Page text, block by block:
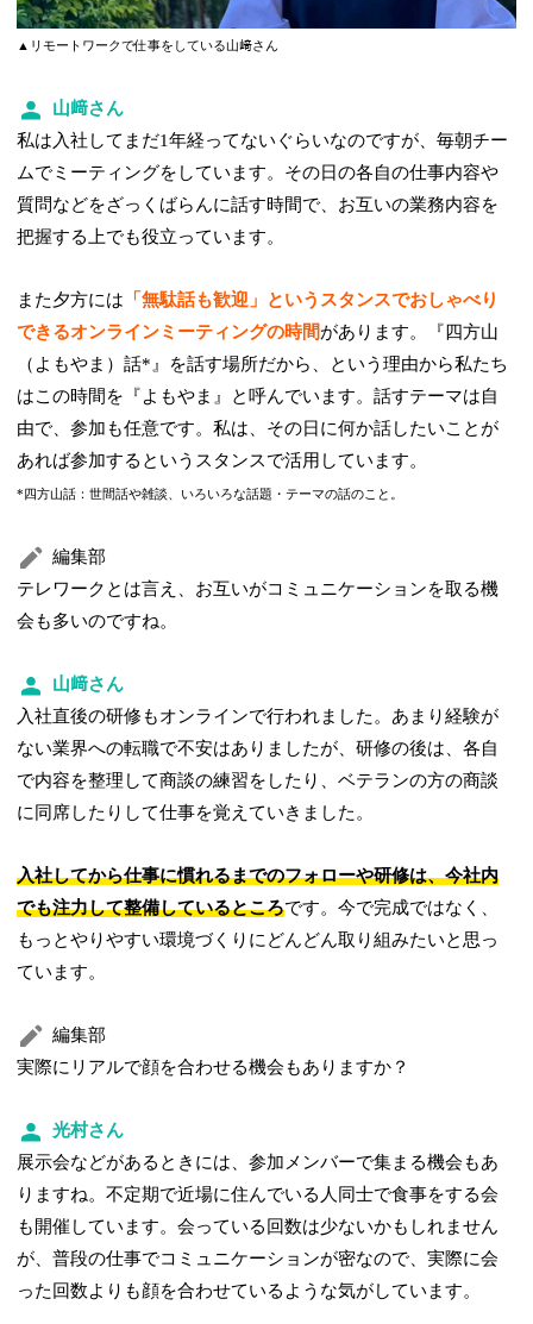
▲リモートワークで仕事をしている山﨑さん
山﨑さん
私は入社してまだ1年経ってないぐらいなのですが、毎朝チー
ムでミーティングをしています。その日の各自の仕事内容や
質問などをざっくばらんに話す時間で、お互いの業務内容を
把握する上でも役立っています。
また夕方には 「無駄話も歓迎」というスタンスでおしゃべり
できるオンラインミーティングの時間があります。『四方山
（よもやま）話*』を話す場所だから、という理由から私たち
はこの時間を『よもやま』と呼んでいます。話すテーマは自
由で、参加も任意です。私は、その日に何か話したいことが
あれば参加するというスタンスで活用しています。
*四方山話：世間話や雑談、いろいろな話題・テーマの話のこと。
編集部
テレワークとは言え、お互いがコミュニケーションを取る機
会も多いのですね。
山﨑さん
入社直後の研修もオンラインで行われました。あまり経験が
ない業界への転職で不安はありましたが、研修の後は、各自
で内容を整理して商談の練習をしたり、ベテランの方の商談
に同席したりして仕事を覚えていきました。
入社してから仕事に慣れるまでのフォローや研修は、今社内
でも注力して整備しているところです。今で完成ではなく、
もっとやりやすい環境づくりにどんどん取り組みたいと思っ
ています。
編集部
実際にリアルで顔を合わせる機会もありますか？
光村さん
展示会などがあるときには、参加メンバーで集まる機会もあ
りますね。不定期で近場に住んでいる人同士で食事をする会
も開催しています。会っている回数は少ないかもしれません
が、普段の仕事でコミュニケーションが密なので、実際に会
った回数よりも顔を合わせているような気がしています。